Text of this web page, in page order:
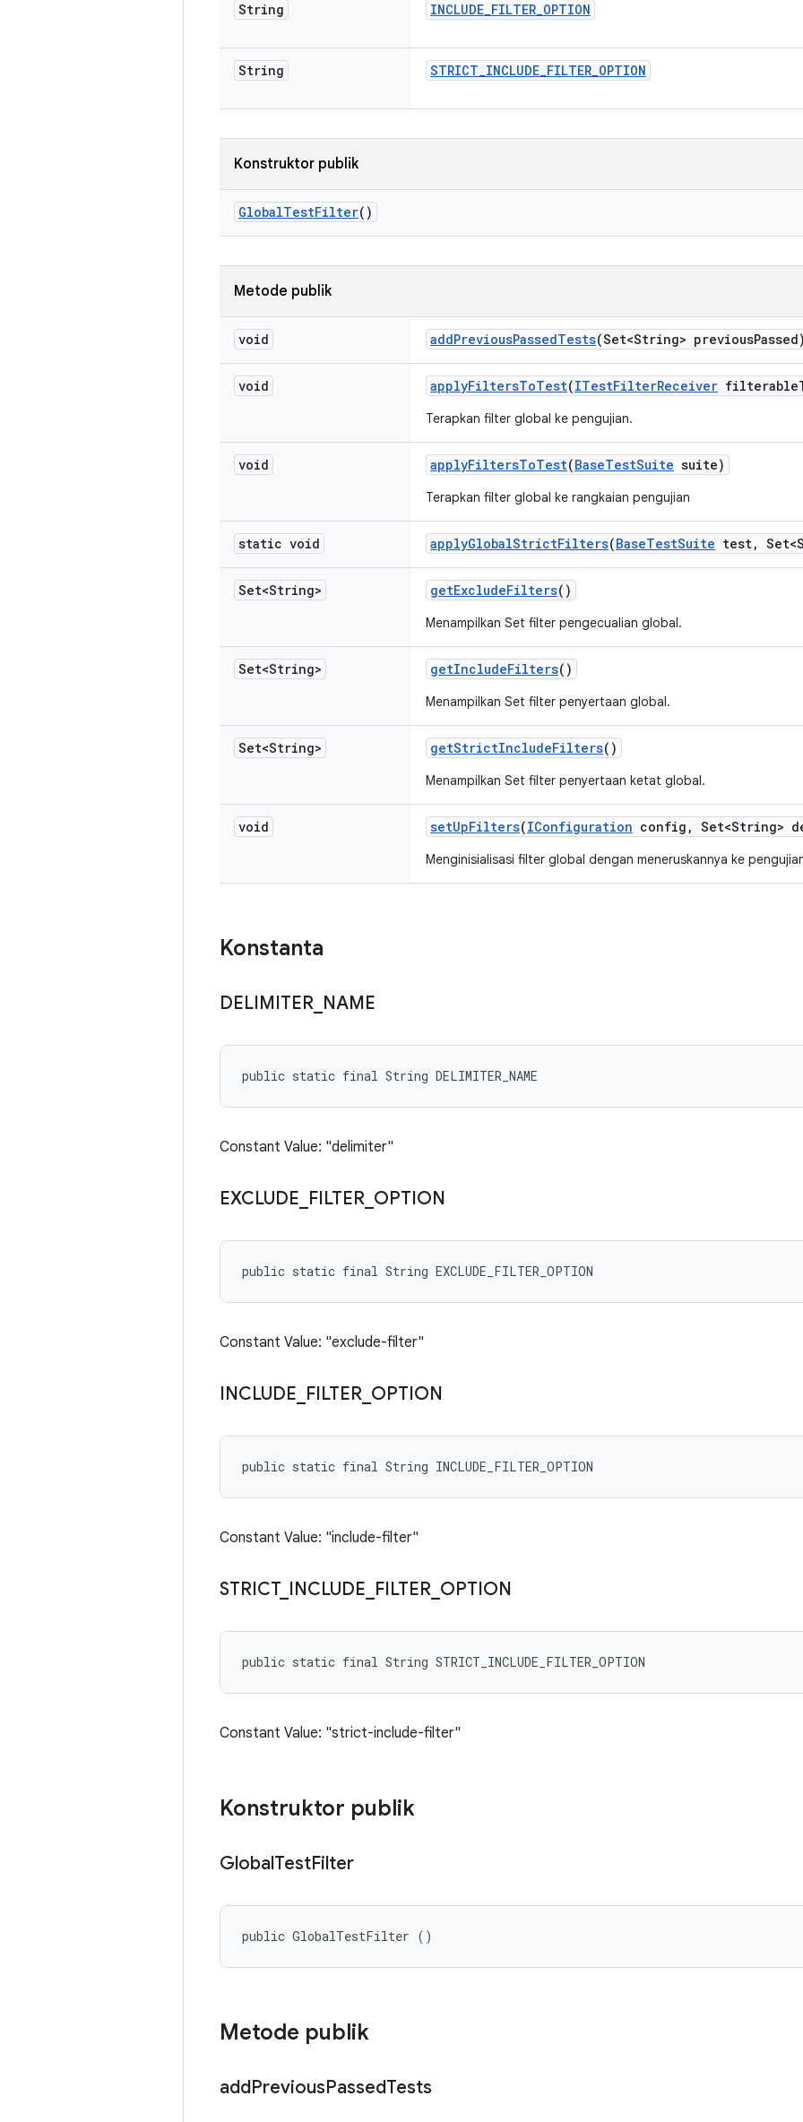
String INCLUDE_FILTER_OPTION
String STRICT_INCLUDE_FILTER_OPTION
Konstruktor publik
GlobalTestFilter()
Metode publik
void addPreviousPassedTests(Set<String> previousPassed)
void applyFiltersToTest(ITestFilterReceiver filterable
Terapkan filter global ke pengujian.
void applyFiltersToTest(BaseTestSuite suite)
Terapkan filter global ke rangkaian pengujian
static void applyGlobalStrictFilters(BaseTestSuite test,
Set<String> getExcludeFilters()
Menampilkan Set filter pengecualian global.
Set<String> getIncludeFilters()
Menampilkan Set filter penyertaan global.
Set<String> getStrictIncludeFilters()
Menampilkan Set filter penyertaan ketat global.
void setUpFilters(IConfiguration config , Set<String>
Menginisialisasi filter global dengan meneruskannya ke
Konstanta
DELIMITER NAME
public static final String DELIMITER_NAME
Constant Value: "delimiter"
EXCLUDE FILTER OPTION
public static final String EXCLUDE_FILTER_OPTION
Constant Value: "exclude-filter"
INCLUDE FILTER OPTION
public static final String INCLUDE_FILTER_OPTION
Constant Value: "include-filter"
STRICT_ INCLUDE FILTER OPTION
public static final String STRICT_INCLUDE_FILTER_OPTION
Constant Value: "strict-include-filter"
Konstruktor publik
GlobalTestFilter
public GlobalTestFilter ()
Metode publik
addPreviousPassedTests